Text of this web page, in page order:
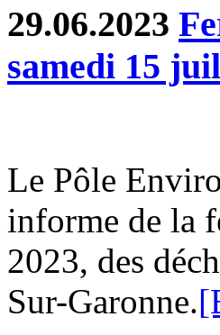
29.06.2023
samedi 15
Le Pôle
informe de la
2023, des
Sur-Garonne.